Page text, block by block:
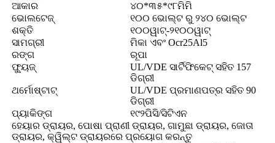
ଆକାର
୪୦*୩୫*୯୮ମିମି
ଭୋଲଟେଜ୍
୧୦୦ ଭୋଲ୍ଟ ରୁ ୨୪୦ ଭୋଲ୍ଟ
ଶକ୍ତି
୧୦୦ୱାଟ୍-୨୧୦୦ୱାଟ୍
ସାମଗ୍ରୀ
ମିକା ଏବଂ Ocr25Al5
ରଙ୍ଗ
ରୂପା
ଫ୍ୟୁଜ୍
UL/VDE ସାର୍ଟିଫିକେଟ୍ ସହିତ 157
ଡିଗ୍ରୀ
ଥର୍ମୋଷ୍ଟାଟ୍
UL/VDE ପ୍ରମାଣପତ୍ର ସହିତ 90
ଡିଗ୍ରୀ
ପ୍ୟାକିଙ୍ଗ
୧୯୨ପିସି/ସିଟିଏନ
ହେୟାର ଡ୍ରାୟର, ପୋଷା ପ୍ରାଣୀ ଡ୍ରାୟର, ଗାମୁଛା ଡ୍ରାୟର, ଜୋତା
ଡ୍ରାୟର, କ୍ୱିଲ୍ଟ ଡ୍ରାୟରରେ ପ୍ରୟୋଗ କରନ୍ତୁ